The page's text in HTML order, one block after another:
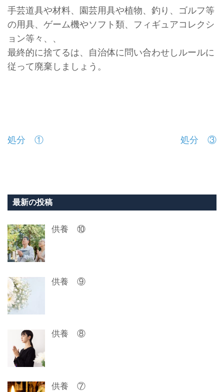
手芸道具や材料、園芸用具や植物、釣り、ゴルフ等
の用具、 ゲーム機やソフト類、フィギュアコレクシ
ョン等々、、
最終的に捨てるは、 自治体に問い合わせしルールに
従って廃棄しましょう。
投
ビ
ー
シ
ョ
ン
処分 ① 処分 ③
最新の投稿
供養 ⑩
供養 ⑨
供養 ⑧
供養 ⑦